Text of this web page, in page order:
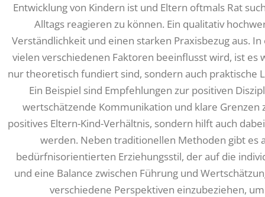
Entwicklung von Kindern ist und Eltern oftmals Rat
Alltags reagieren zu können. Ein qualitativ
Verständlichkeit und einen starken Praxisbezug aus.
vielen verschiedenen Faktoren beeinflusst wird, ist es
nur theoretisch fundiert sind, sondern auch praktische
Ein Beispiel sind Empfehlungen zur positiven
wertschätzende Kommunikation und klare
positives Eltern-Kind-Verhältnis, sondern hilft auch
werden. Neben traditionellen Methoden gibt es
bedürfnisorientierten Erziehungsstil, der auf die
und eine Balance zwischen Führung und
verschiedene Perspektiven einzubeziehen,